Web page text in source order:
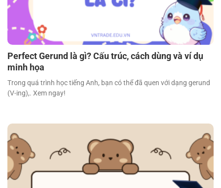
Perfect Gerund là gì? Cấu trúc, cách dùng và ví dụ
minh họa
Trong quá trình học tiếng Anh, bạn có thể đã quen với dạng gerund
(V-ing),. Xem ngay!